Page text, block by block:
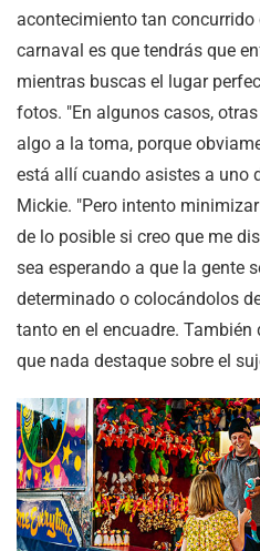
acontecimiento tan
carnaval es que tendrás que
mientras buscas el lugar
fotos. "En algunos casos,
algo a la toma, porque
está allí cuando asistes a uno
Mickie. "Pero intento
de lo posible si creo que me
sea esperando a que la gente
determinado o colocándolos
tanto en el encuadre.
que nada destaque sobre el